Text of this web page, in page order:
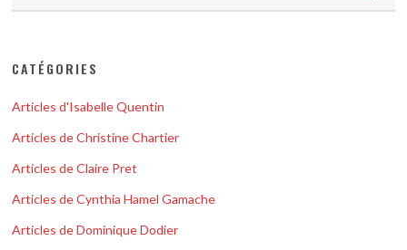
CATÉGORIES
Articles d'Isabelle Quentin
Articles de Christine Chartier
Articles de Claire Pret
Articles de Cynthia Hamel Gamache
Articles de Dominique Dodier